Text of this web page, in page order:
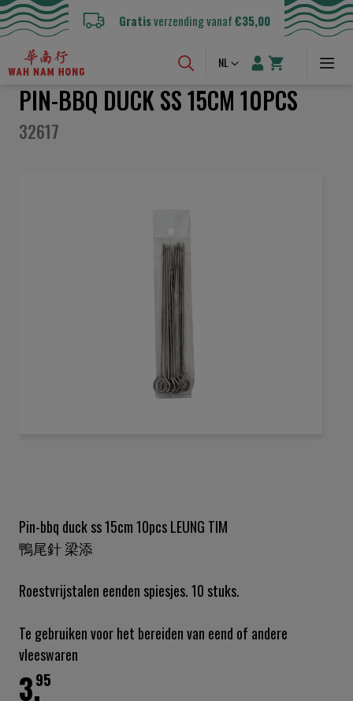
Gratisverzending vanaf€35,00
Taal
NL
PIN-BBQ DUCK SS 15CM 10PCS
32617
de
afbeeldingen-
gallerij
Pin-bbq duck ss 15cm 10pcs LEUNG TIM
鴨尾針 梁添
Roestvrijstalen eenden spiesjes. 10 stuks.
Te gebruiken voor het bereiden van eend of andere
vleeswaren
95
3.